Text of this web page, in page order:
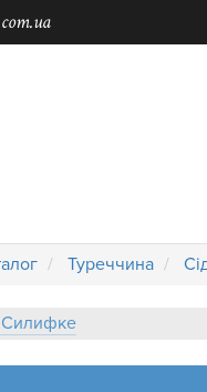
Туреччина
Силифке